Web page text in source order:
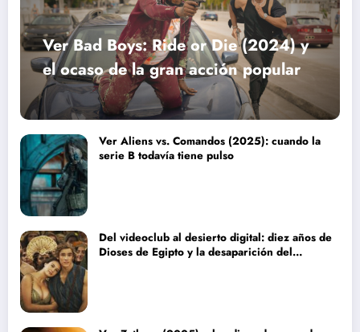
Ver Bad Boys: Ride or Die (2024) y
el ocaso de la gran acción popular
Ver Aliens vs. Comandos (2025): cuando la
serie B todavía tiene pulso
Del videoclub al desierto digital: diez años de
Dioses de Egipto y la desaparición del